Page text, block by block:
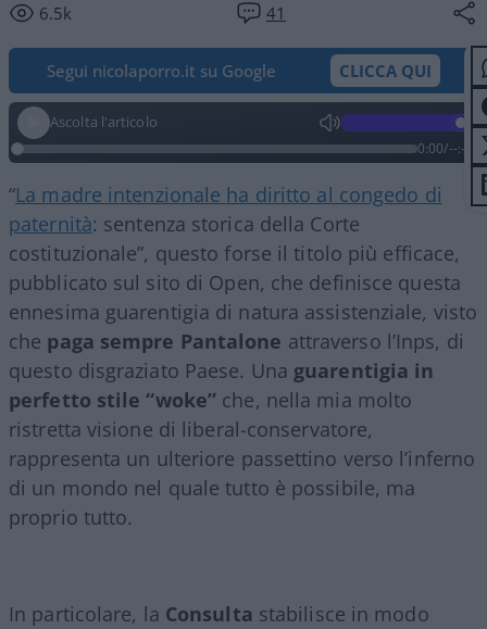
6.5k 41
Segui nicolaporro.it su Google CLICCA QUI
Ascolta l'articolo
0:00/--:--
“La madre intenzionale ha diritto al congedo di
paternità: sentenza storica della Corte
costituzionale”, questo forse il titolo più efficace,
pubblicato sul sito di Open, che definisce questa
ennesima guarentigia di natura assistenziale, visto
che paga sempre Pantalone attraverso l’Inps, di
questo disgraziato Paese. Una guarentigia in
perfetto stile “woke” che, nella mia molto
ristretta visione di liberal-conservatore,
rappresenta un ulteriore passettino verso l’inferno
di un mondo nel quale tutto è possibile, ma
proprio tutto.
In particolare, la Consulta stabilisce in modo